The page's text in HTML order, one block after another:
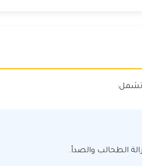
الطحالب والصدأ.